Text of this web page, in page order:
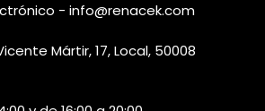
- info@renacek.com
Mártir, 17, Local, 50008